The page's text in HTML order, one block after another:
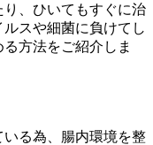
、ひいてもすぐに治
スや細菌に負けてし
方法をご紹介しま
る為、腸内環境を整